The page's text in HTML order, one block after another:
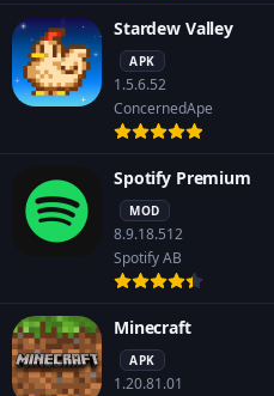
Stardew Valley
APK
1.5.6.52
ConcernedApe
Spotify Premium
MOD
8.9.18.512
Spotify AB
Minecraft
APK
1.20.81.01